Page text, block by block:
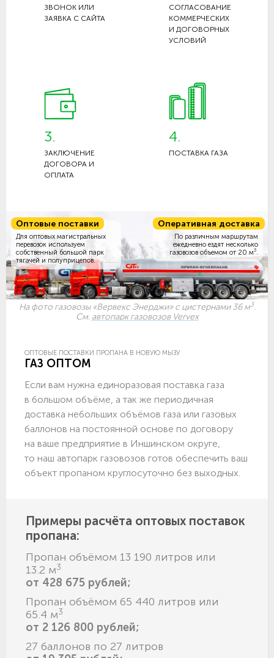
ЗВОНОК ИЛИ
ЗАЯВКА С САЙТА
СОГЛАСОВАНИЕ
КОММЕРЧЕСКИХ
И ДОГОВОРНЫХ
УСЛОВИЙ
3.
ЗАКЛЮЧЕНИЕ
ДОГОВОРА И
ОПЛАТА
4.
ПОСТАВКА ГАЗА
Оптовые поставки
Для оптовых магистральных
перевозок используем
собственный большой парк
тягачей и полуприцепов.
Оперативная доставка
По различным маршрутам
ежедневно ездят несколько
газовозов объемом от 20 м3
На фото газовозы «Вервекс Энерджи» с цистернами 36 м3.
См. автопарк газовозов Vervex
ОПТОВЫЕ ПОСТАВКИ ПРОПАНА В НОВУЮ МЫЗУ
ГАЗ ОПТОМ
Если вам нужна единоразовая поставка газа
в большом объёме, а так же периодичная
доставка небольших объёмов газа или газовых
баллонов на постоянной основе по договору
на ваше предприятие в Иншинском округе,
то наш автопарк газовозов готов обеспечить ваш
объект пропаном круглосуточно без выходных.
Примеры расчёта оптовых поставок
пропана:
Пропан объёмом 13 190 литров или
13.2 м3
от 428 675 рублей;
Пропан объёмом 65 440 литров или
65.4 м3
от 2 126 800 рублей;
27 баллонов по 27 литров